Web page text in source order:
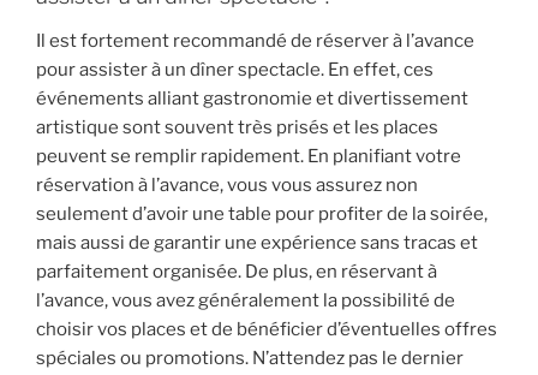
Il est fortement recommandé de réserver à l’avance
pour assister à un dîner spectacle. En effet, ces
événements alliant gastronomie et divertissement
artistique sont souvent très prisés et les places
peuvent se remplir rapidement. En planifiant votre
réservation à l’avance, vous vous assurez non
seulement d’avoir une table pour profiter de la soirée,
mais aussi de garantir une expérience sans tracas et
parfaitement organisée. De plus, en réservant à
l’avance, vous avez généralement la possibilité de
choisir vos places et de bénéficier d’éventuelles offres
spéciales ou promotions. N’attendez pas le dernier